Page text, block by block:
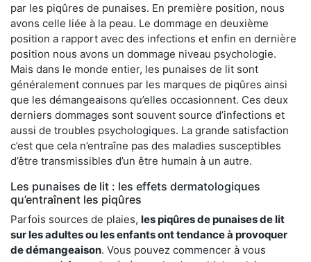
par les piqûres de punaises. En première position, nous
avons celle liée à la peau. Le dommage en deuxième
position a rapport avec des infections et enfin en dernière
position nous avons un dommage niveau psychologie.
Mais dans le monde entier, les punaises de lit sont
généralement connues par les marques de piqûres ainsi
que les démangeaisons qu’elles occasionnent. Ces deux
derniers dommages sont souvent source d’infections et
aussi de troubles psychologiques. La grande satisfaction
c’est que cela n’entraîne pas des maladies susceptibles
d’être transmissibles d’un être humain à un autre.
Les punaises de lit : les effets dermatologiques
qu’entraînent les piqûres
Parfois sources de plaies, les piqûres de punaises de lit
sur les adultes ou les enfants ont tendance à provoquer
de démangeaison. Vous pouvez commencer à vous